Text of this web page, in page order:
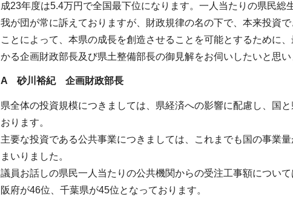
成23年度は5.4万円で全国最下位になります。一人当たりの県民総
我が団が常に訴えておりますが、財政規律の名の下で、本来投資
ことによって、本県の成長を創造させることを可能とするために
かる企画財政部長及び県土整備部長の御見解をお伺いしたいと思い
A 砂川裕紀 企画財政部長
県全体の投資規模につきましては、県経済への影響に配慮し、国
おります。
主要な投資である公共事業につきましては、これまでも国の事業
まいりました。
議員お話しの県民一人当たりの公共機関からの受注工事額につい
阪府が46位、千葉県が45位となっております。